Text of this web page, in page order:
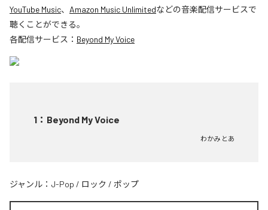
YouTube Music、 Amazon Music Unlimitedなどの音楽配信サービスで
聴くことができる。
各配信サービス： Beyond My Voice
1 ： Beyond My Voice
わかみ とあ
ジャンル： J-Pop / ロック / ポップ